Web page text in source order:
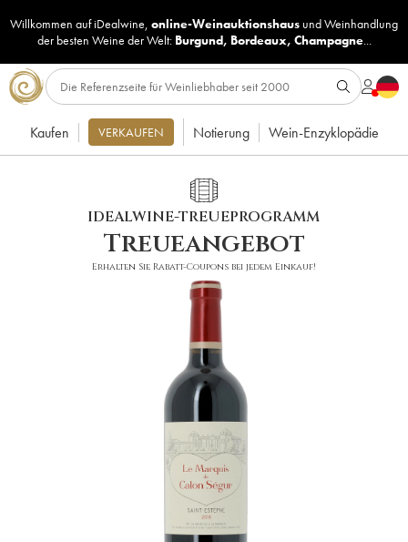
Willkommen auf iDealwine, online-Weinauktionshaus undWeinhandlung
der besten Weine der Welt: Burgund, Bordeaux, Champagne...
Kaufen VERKAUFEN Notierung Wein-Enzyklopädie
IDEALWINE-TREUEPROGRAMM
Treueangebot
Erhalten Sie Rabatt-Coupons bei jedem Einkauf!